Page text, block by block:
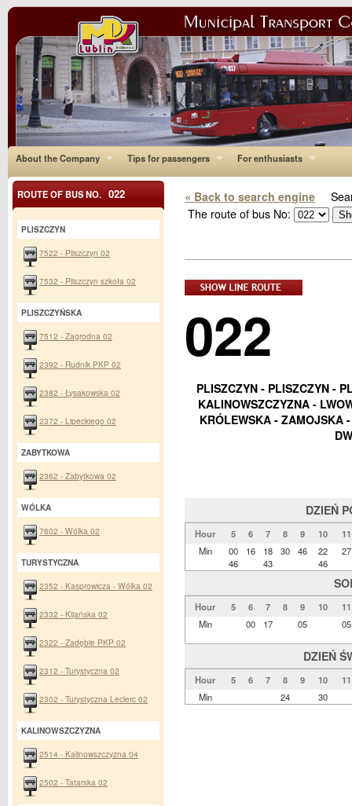
About the Company Tips for passengers For enthusiasts
« Back to search engine
The route of bus No:
022
PLISZCZYN - PLISZCZYN -
KALINOWSZCZYZNA -
KRÓLEWSKA - ZAMOJSKA
DZIEŃ
Hour 5 6 7 8 9 10
11
Min
00
46
16
18
43
30 46
22
46
27
Hour 5 6 7 8 9 10
11
Min
00 17 05 05
DZIEŃ
Hour 5 6 7 8 9 10
11
Min
24 30
ROUTE OF BUS NO. 022
PLISZCZYN
7522 - Pliszczyn 02
7532 - Pliszczyn szkoła 02
PLISZCZYŃSKA
7512 - Zagrodna 02
2392 - Rudnik PKP 02
2382 - Łysakowska 02
2372 - Lipeckiego 02
ZABYTKOWA
2362 - Zabytkowa 02
WÓLKA
7602 - Wólka 02
TURYSTYCZNA
2352 - Kasprowicza - Wólka 02
2332 - Kijańska 02
2322 - Zadębie PKP 02
2312 - Turystyczna 02
2302 - Turystyczna Leclerc 02
KALINOWSZCZYZNA
2514 - Kalinowszczyzna 04
2502 - Tatarska 02